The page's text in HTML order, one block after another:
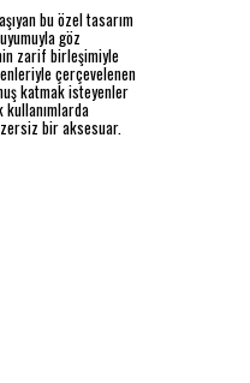
bu özel tasarım
göz
zarif birleşimiyle
çerçevelenen
katmak isteyenler
bir aksesuar.